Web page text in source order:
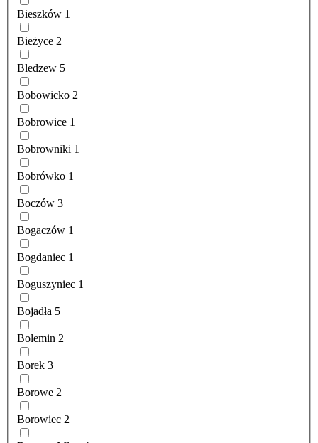
Bieszków 1
Bieżyce 2
Bledzew 5
Bobowicko 2
Bobrowice 1
Bobrowniki 1
Bobrówko 1
Boczów 3
Bogaczów 1
Bogdaniec 1
Boguszyniec 1
Bojadła 5
Bolemin 2
Borek 3
Borowe 2
Borowiec 2